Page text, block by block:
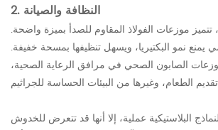
2. النظافة والصيانة
تتميز موزعات الفولاذ المقاوم للصدأ بميزة واضحة.
نمو البكتيريا، ويسهل تنظيفها بمسحة خفيفة.
الصابون الصحي في مرافق الرعاية الصحية،
البلاستيكية عملية، إلا أنها قد تتعرض للخدوش